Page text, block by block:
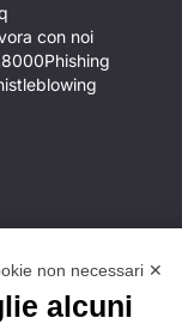
con noi
Phishing
non necessari ✕
alcuni